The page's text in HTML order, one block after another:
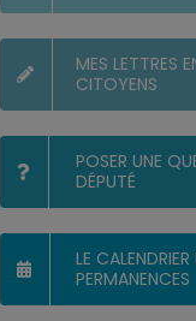
MES LETTRES
CITOYENS
POSER UNE
DÉPUTÉ
LE CALENDRIER
PERMANENCES